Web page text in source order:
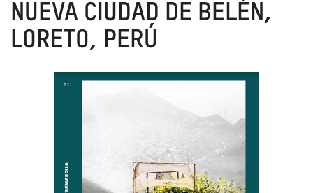
NUEVA CIUDAD DE BELÉN,
LORETO, PERÚ